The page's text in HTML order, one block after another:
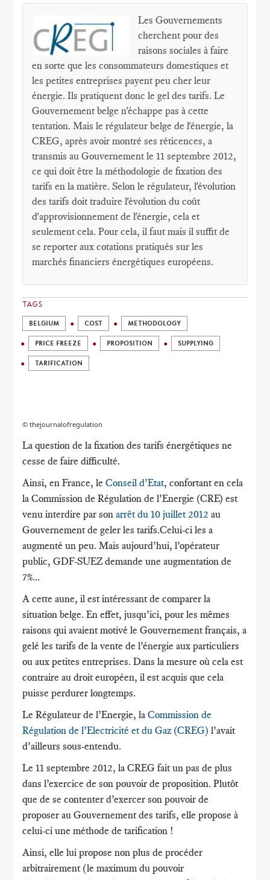
Les Gouvernements
cherchent pour des
raisons sociales à faire
en sorte que les consommateurs domestiques et
les petites entreprises payent peu cher leur
énergie. Ils pratiquent donc le gel des tarifs. Le
Gouvernement belge n'échappe pas à cette
tentation. Mais le régulateur belge de l'énergie, la
CREG, après avoir montré ses réticences, a
transmis au Gouvernement le 11 septembre 2012,
ce qui doit être la méthodologie de fixation des
tarifs en la matière. Selon le régulateur, l'évolution
des tarifs doit traduire l'évolution du coût
d'approvisionnement de l'énergie, cela et
seulement cela. Pour cela, il faut mais il suffit de
se reporter aux cotations pratiqués sur les
marchés financiers énergétiques européens.
TAGS
BELGIUM COST METHODOLOGY
PRICE FREEZE PROPOSITION SUPPLYING
TARIFICATION
© thejournalofregulation
La question de la fixation des tarifs énergétiques ne
cesse de faire difficulté.
Ainsi, en France, leConseil d’Etat, confortant en cela
la Commission de Régulation de l’Energie (CRE) est
venu interdire par sonarrêt du 10 juillet 2012 au
Gouvernement de geler les tarifs.Celui-ci les a
augmenté un peu. Mais aujourd’hui, l’opérateur
public, GDF-SUEZ demande une augmentation de
7%...
A cette aune, il est intéressant de comparer la
situation belge. En effet, jusqu’ici, pour les mêmes
raisons qui avaient motivé le Gouvernement français, a
gelé les tarifs de la vente de l’énergie aux particuliers
ou aux petites entreprises. Dans la mesure où cela est
contraire au droit européen, il est acquis que cela
puisse perdurer longtemps.
Le Régulateur de l’Energie, laCommission de
Régulation de l’Electricité et du Gaz (CREG) l’avait
d’ailleurs sous-entendu.
Le 11 septembre 2012, la CREG fait un pas de plus
dans l’exercice de son pouvoir de proposition. Plutôt
que de se contenter d’exercer son pouvoir de
proposer au Gouvernement des tarifs, elle propose à
celui-ci une méthode de tarification !
Ainsi, elle lui propose non plus de procéder
arbitrairement (le maximum du pouvoir